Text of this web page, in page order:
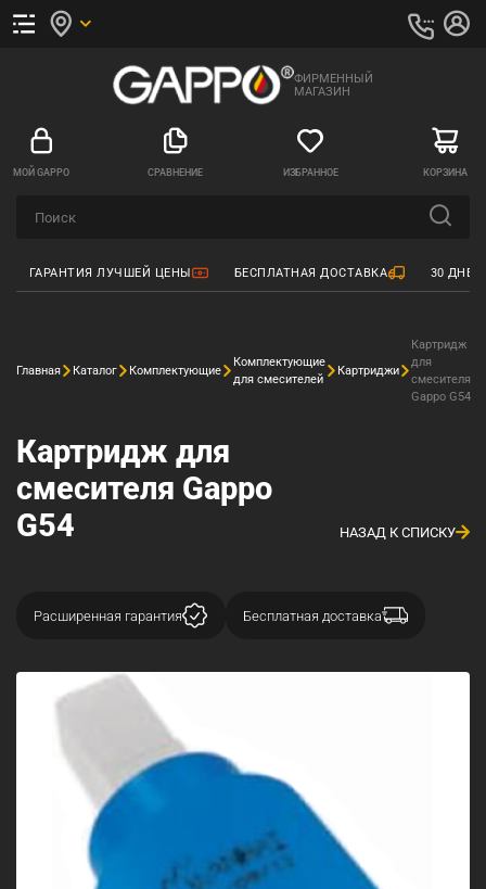
ФИРМЕННЫЙ
МАГАЗИН
МОЙ GAPPO СРАВНЕНИЕ ИЗБРАННОЕ КОРЗИНА
ГАРАНТИЯ ЛУЧШЕЙ ЦЕНЫ БЕСПЛАТНАЯ ДОСТАВКА 30
Главная Каталог Комплектующие
Комплектующие
для смесителей
Картриджи
Картридж
для
смесителя
Gappo G54
Картридж для
смесителя Gappo
G54
НАЗАД К СПИСКУ
Расширенная гарантия Бесплатная доставка